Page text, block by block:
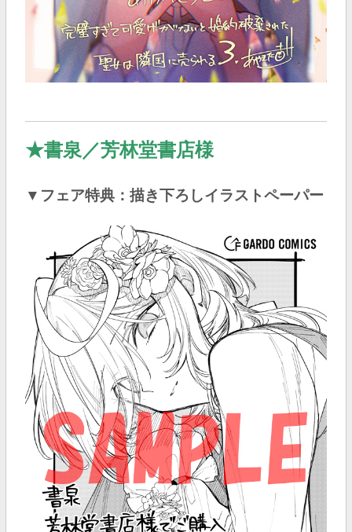
★書泉／芳林堂書店様
▼フェア特典：描き下ろしイラストペーパー